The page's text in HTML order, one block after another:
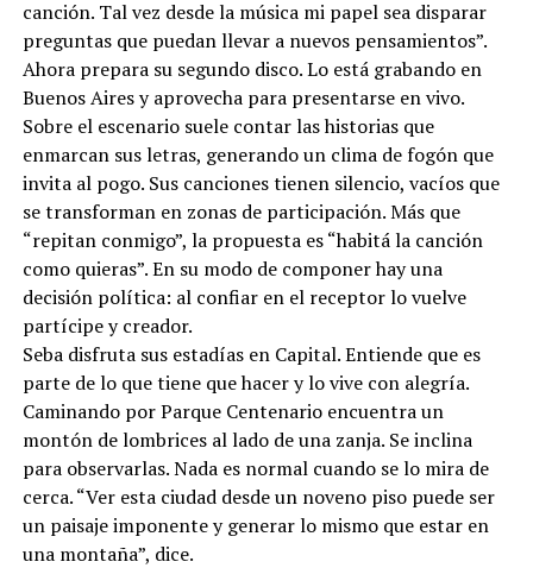
canción. Tal vez desde la música mi papel sea disparar
preguntas que puedan llevar a nuevos pensamientos”.
Ahora prepara su segundo disco. Lo está grabando en
Buenos Aires y aprovecha para presentarse en vivo.
Sobre el escenario suele contar las historias que
enmarcan sus letras, generando un clima de fogón que
invita al pogo. Sus canciones tienen silencio, vacíos que
se transforman en zonas de participación. Más que
“repitan conmigo”, la propuesta es “habitá la canción
como quieras”. En su modo de componer hay una
decisión política: al confiar en el receptor lo vuelve
partícipe y creador.
Seba disfruta sus estadías en Capital. Entiende que es
parte de lo que tiene que hacer y lo vive con alegría.
Caminando por Parque Centenario encuentra un
montón de lombrices al lado de una zanja. Se inclina
para observarlas. Nada es normal cuando se lo mira de
cerca. “Ver esta ciudad desde un noveno piso puede ser
un paisaje imponente y generar lo mismo que estar en
una montaña”, dice.